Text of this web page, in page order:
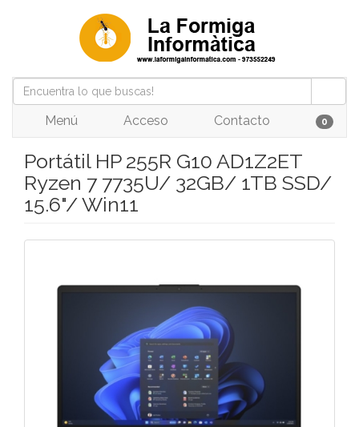
Menú Acceso Contacto 0
Portátil HP 255R G10 AD1Z2ET
Ryzen 7 7735U/ 32GB/ 1TB SSD/
15.6"/ Win11